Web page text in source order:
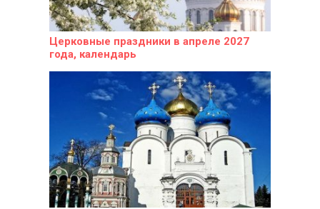
Церковные праздники в апреле 2027
года, календарь